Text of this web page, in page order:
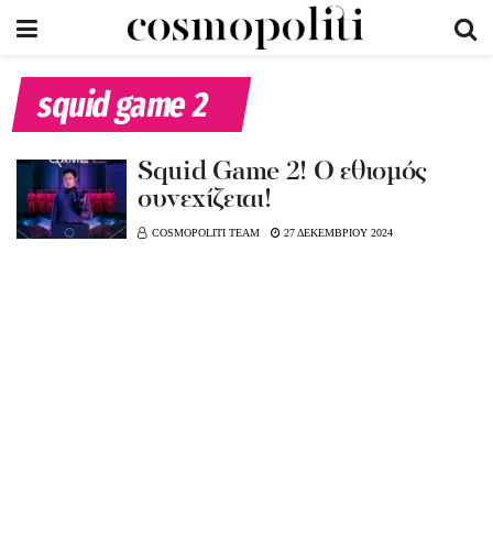
squid game 2
Squid Game 2! O εθισμός
συνεχίζεται!
COSMOPOLITI TEAM 27 ΔΕΚΕΜΒΡΙΟΥ 2024